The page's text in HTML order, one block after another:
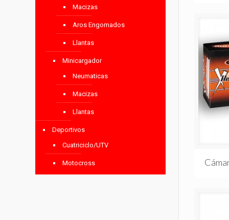
Macizas
Aros Engomados
Llantas
Minicargador
Neumaticas
Macizas
Llantas
Deportivos
Cuatriciclo/UTV
Motocross